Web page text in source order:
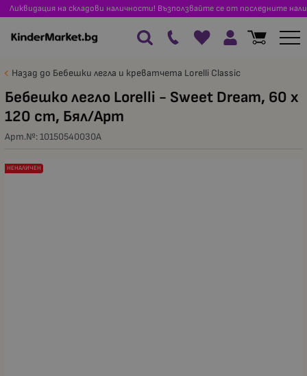
Ликвидация на складови наличности! Възползвайте се от последните
Назад до Бебешки легла и креватчета Lorelli Classic
Бебешко легло Lorelli - Sweet Dream, 60 x
120 cm, Бял/Арт
Арт.№:10150540030A
НЕНАЛИЧЕН